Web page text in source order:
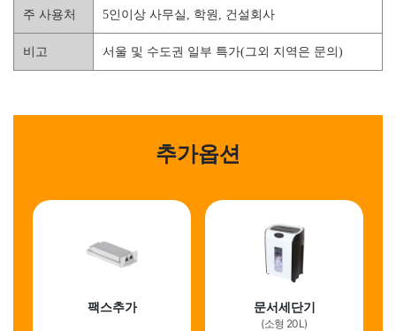
주 사용처 5인이상 사무실, 학원, 건설회사
비고 서울 및 수도권 일부 특가(그외 지역은 문의)
추가옵션
팩스추가 문서세단기
(소형 20L)